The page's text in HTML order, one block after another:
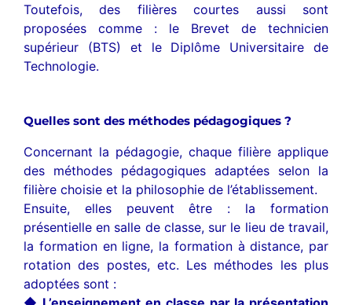
Toutefois, des filières courtes aussi sont
proposées comme : le Brevet de technicien
supérieur (BTS) et le Diplôme Universitaire de
Technologie.
Quelles sont des méthodes pédagogiques ?
Concernant la pédagogie, chaque filière applique
des méthodes pédagogiques adaptées selon la
filière choisie et la philosophie de l’établissement.
Ensuite, elles peuvent être : la formation
présentielle en salle de classe, sur le lieu de travail,
la formation en ligne, la formation à distance, par
rotation des postes, etc. Les méthodes les plus
adoptées sont :